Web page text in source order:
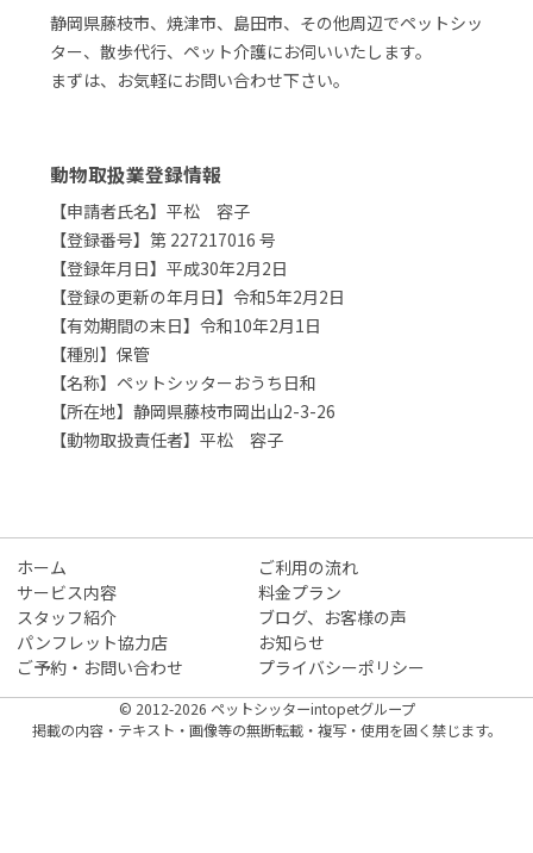
静岡県藤枝市、焼津市、島田市、その他周辺でペットシッ
ター、散歩代行、ペット介護にお伺いいたします。
まずは、お気軽にお問い合わせ下さい。
動物取扱業登録情報
【申請者氏名】平松 容子
【登録番号】第 227217016 号
【登録年月日】平成30年2月2日
【登録の更新の年月日】令和5年2月2日
【有効期間の末日】令和10年2月1日
【種別】保管
【名称】ペットシッターおうち日和
【所在地】静岡県藤枝市岡出山2-3-26
【動物取扱責任者】平松 容子
ホーム
ご利用の流れ
サービス内容
料金プラン
スタッフ紹介
ブログ、お客様の声
パンフレット協力店
お知らせ
ご予約・お問い合わせ
プライバシーポリシー
© 2012-2026 ペットシッターintopetグループ
掲載の内容・テキスト・画像等の無断転載・複写・使用を固く禁じます。